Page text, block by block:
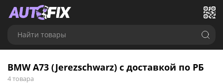
Найти товары
BMW A73 (Jerezschwarz) с доставкой по РБ
4 товара